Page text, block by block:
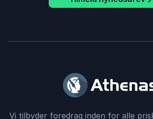
Vi tilbyder foredrag inden for alle